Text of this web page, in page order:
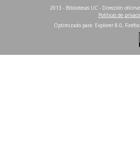
2013 - Bibliotecas UC - Dirección
Políticas de
Optimizado para: Explorer 8.0,